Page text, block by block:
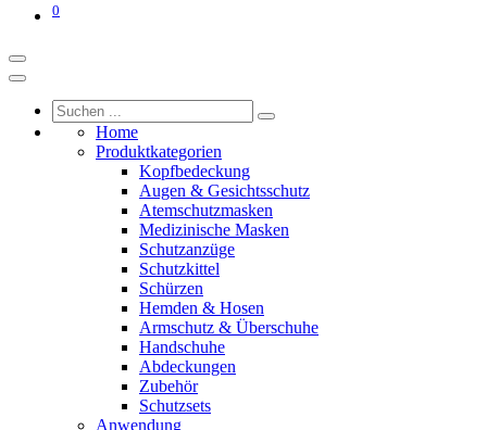
0
Home
Produktkategorien
Kopfbedeckung
Augen & Gesichtsschutz
Atemschutzmasken
Medizinische Masken
Schutzanzüge
Schutzkittel
Schürzen
Hemden & Hosen
Armschutz & Überschuhe
Handschuhe
Abdeckungen
Zubehör
Schutzsets
Anwendung